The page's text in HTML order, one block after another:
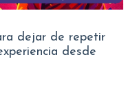
dejar de repetir
desde